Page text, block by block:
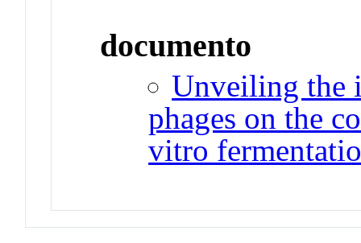
documento
Unveiling the
phages on the
vitro